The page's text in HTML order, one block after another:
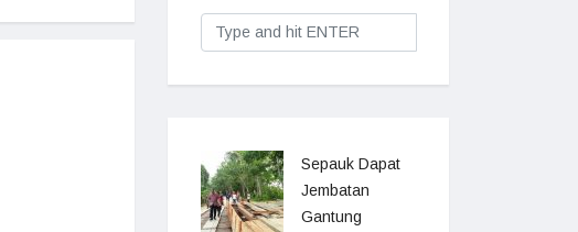
Sepauk Dapat
Jembatan
Gantung